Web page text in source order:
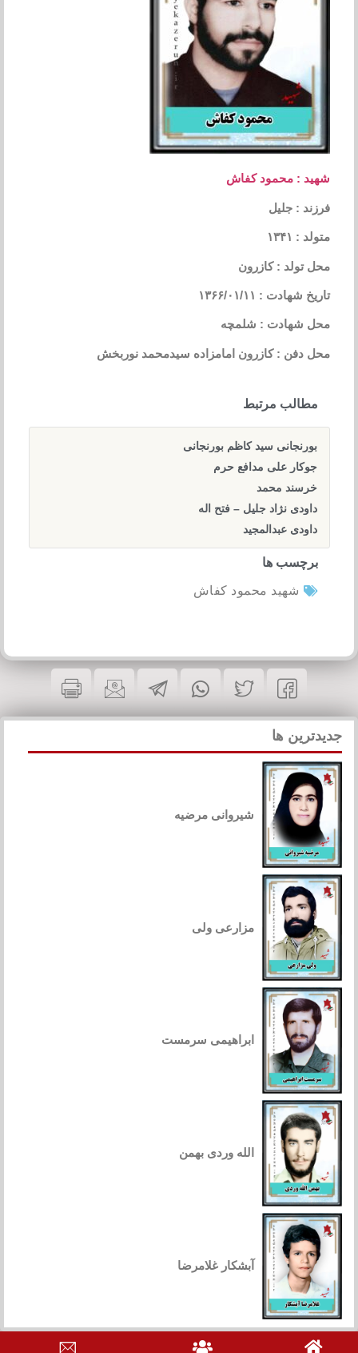
شهید : محمود کفاش
فرزند : جلیل
متولد : ۱۳۴۱
محل تولد : کازرون
تاریخ شهادت : ۱۳۶۶/۰۱/۱۱
محل شهادت : شلمچه
محل دفن : کازرون امامزاده سیدمحمد نوربخش
مطالب مرتبط
بورنجانی سید کاظم بورنجانی
جوکار علی مدافع حرم
خرسند محمد
داودی نژاد جلیل – فتح اله
داودی عبدالمجید
برچسب ها
شهید محمود کفاش
جدیدترین ها
شیروانی مرضیه
مزارعی ولی
ابراهیمی سرمست
الله وردی بهمن
آبشکار غلامرضا